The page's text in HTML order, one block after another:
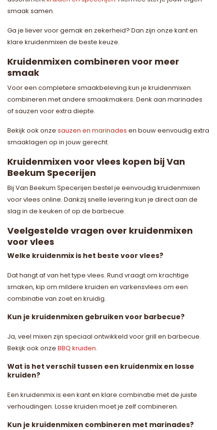
smaak samen.
Ga je liever voor gemak en zekerheid? Dan zijn onze kant en
klare kruidenmixen de beste keuze.
Kruidenmixen combineren voor meer
smaak
Voor een completere smaakbeleving kun je kruidenmixen
combineren met andere smaakmakers. Denk aan marinades
of sauzen voor extra diepte.
Bekijk ook onze sauzen en marinades en bouw eenvoudig extra
smaaklagen op in jouw gerecht.
Kruidenmixen voor vlees kopen bij Van
Beekum Specerijen
Bij Van Beekum Specerijen bestel je eenvoudig kruidenmixen
voor vlees online. Dankzij snelle levering kun je direct aan de
slag in de keuken of op de barbecue.
Veelgestelde vragen over kruidenmixen
voor vlees
Welke kruidenmix is het beste voor vlees?
Dat hangt af van het type vlees. Rund vraagt om krachtige
smaken, kip om mildere kruiden en varkensvlees om een
combinatie van zoet en kruidig.
Kun je kruidenmixen gebruiken voor barbecue?
Ja, veel mixen zijn speciaal ontwikkeld voor grill en barbecue.
Bekijk ook onze BBQ kruiden.
Wat is het verschil tussen een kruidenmix en losse
kruiden?
Een kruidenmix is een kant en klare combinatie met de juiste
verhoudingen. Losse kruiden moet je zelf combineren.
Kun je kruidenmixen combineren met marinades?